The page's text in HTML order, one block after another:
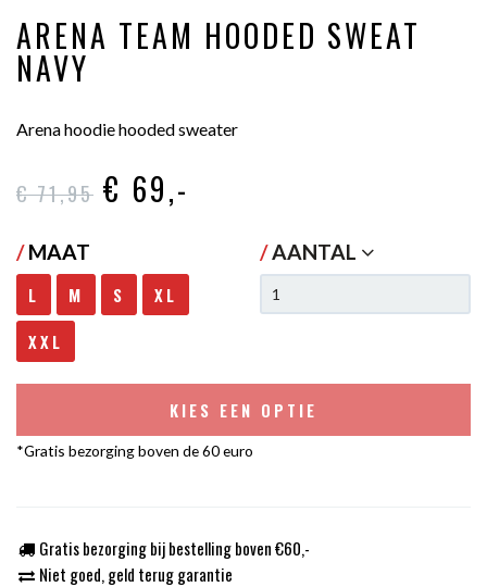
ARENA TEAM HOODED SWEAT
NAVY
Arena hoodie hooded sweater
€ 71,95 € 69,-
/MAAT
L M S
XL
XXL
/AANTAL
KIES EEN OPTIE
*Gratis bezorging boven de 60 euro
Gratis bezorging bij bestelling boven €60,-
Niet goed, geld terug garantie